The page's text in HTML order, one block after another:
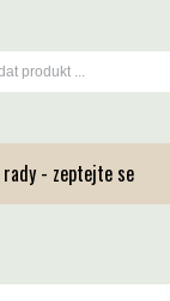
- zeptejte se